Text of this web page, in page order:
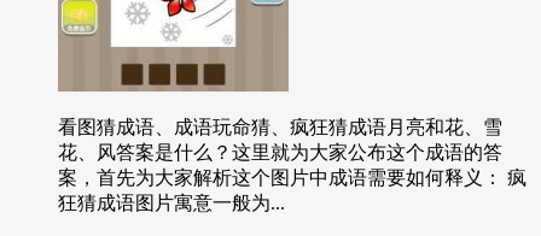
看图猜成语、成语玩命猜、疯狂猜成语月亮和花、雪
花、风答案是什么？这里就为大家公布这个成语的答
案，首先为大家解析这个图片中成语需要如何释义： 疯
狂猜成语图片寓意一般为...